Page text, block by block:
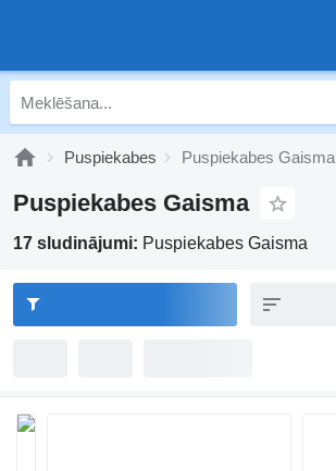
Puspiekabes Puspiekabes Gaisma
Puspiekabes Gaisma
17 sludinājumi: Puspiekabes Gaisma